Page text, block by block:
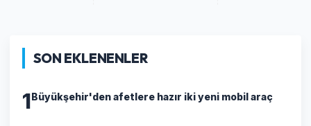
SON EKLENENLER
1Büyükşehir'den afetlere hazır iki yeni mobil araç